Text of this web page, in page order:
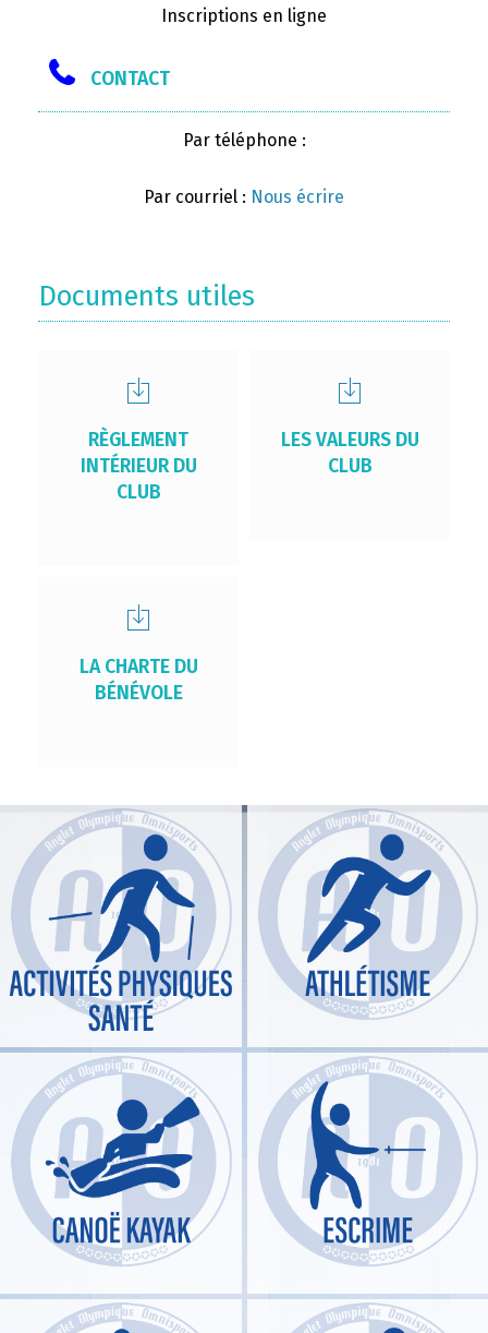
Inscriptions en ligne
CONTACT
Par téléphone :
Par courriel : Nous écrire
Documents utiles
RÈGLEMENT
INTÉRIEUR DU
CLUB
LES VALEURS DU
CLUB
LA CHARTE DU
BÉNÉVOLE